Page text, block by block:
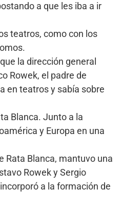
a que les iba a ir
teatros, como con los
la dirección general
Rowek, el padre de
en teatros y sabía sobre
Blanca. Junto a la
y Europa en una
Rata Blanca, mantuvo una
Rowek y Sergio
a la formación de